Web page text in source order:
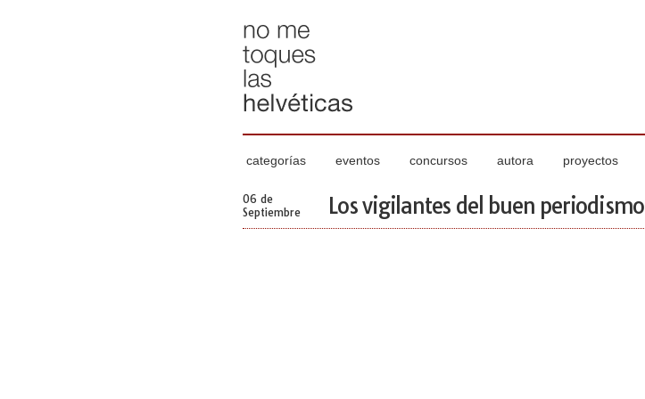
categorías eventos concursos autora proyectos
06 de
Septiembre
Los vigilantes del buen periodismo